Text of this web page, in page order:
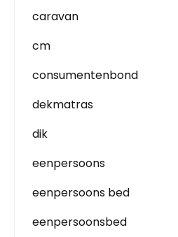
caravan
cm
consumentenbond
dekmatras
dik
eenpersoons
eenpersoons bed
eenpersoonsbed